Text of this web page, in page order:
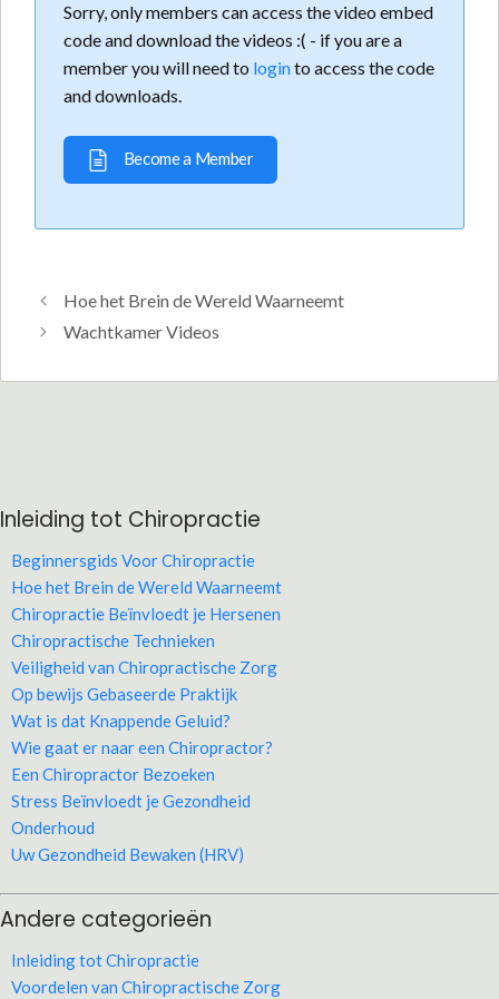
Sorry, only members can access the video embed
code and download the videos :( - if you are a
member you will need to loginto access the code
and downloads.
Become a Member
Hoe het Brein de Wereld Waarneemt
Wachtkamer Videos
Inleiding tot Chiropractie
Beginnersgids Voor Chiropractie
Hoe het Brein de Wereld Waarneemt
Chiropractie Beïnvloedt je Hersenen
Chiropractische Technieken
Veiligheid van Chiropractische Zorg
Op bewijs Gebaseerde Praktijk
Wat is dat Knappende Geluid?
Wie gaat er naar een Chiropractor?
Een Chiropractor Bezoeken
Stress Beïnvloedt je Gezondheid
Onderhoud
Uw Gezondheid Bewaken (HRV)
Andere categorieën
Inleiding tot Chiropractie
Voordelen van Chiropractische Zorg